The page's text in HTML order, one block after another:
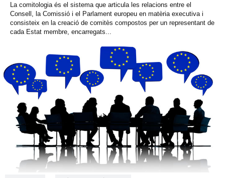
La comitologia és el sistema que articula les relacions entre el
Consell, la Comissió i el Parlament europeu en matèria executiva i
consisteix en la creació de comitès compostos per un representant de
cada Estat membre, encarregats...